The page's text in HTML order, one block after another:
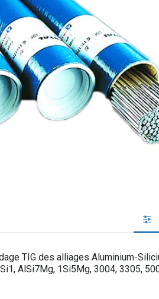
TIG des alliages Aluminium-
AlSi7Mg, 1Si5Mg, 3004, 3305,